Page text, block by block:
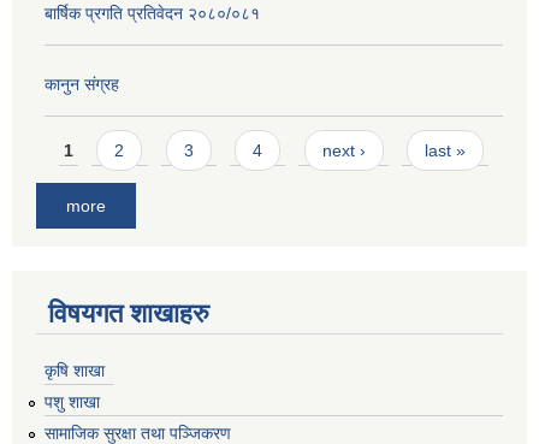
बार्षिक प्रगति प्रतिवेदन २०८०/०८१
कानुन संग्रह
Pages
1 2 3 4 next › last »
more
विषयगत शाखाहरु
कृषि शाखा
पशु शाखा
सामाजिक सुरक्षा तथा पञ्जिकरण